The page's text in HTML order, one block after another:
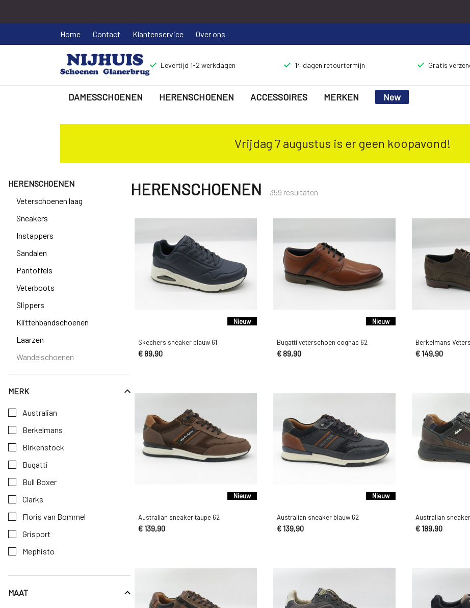
Home Contact Klantenservice Over ons
Levertijd 1-2 werkdagen 14 dagen retourtermijn Gratis
DAMESSCHOENEN HERENSCHOENEN ACCESSOIRES MERKEN New
HERENSCHOENEN
Nijhuisschoenen
Vrijdag 7 augustus is er geen koopavond!
HERENSCHOENEN
Veterschoenen laag
Sneakers
Instappers
Sandalen
Pantoffels
Veterboots
Slippers
Klittenbandschoenen
Laarzen
Wandelschoenen
MERK
Australian
Berkelmans
Birkenstock
Bugatti
Bull Boxer
Clarks
Floris van Bommel
Grisport
Mephisto
MAAT
HERENSCHOENEN 359 resultaten
Nieuw
Skechers sneaker blauw 61
€ 89,90
Nieuw
Bugatti veterschoen cognac 62
€ 89,90
Berkelmans
€ 149,90
Nieuw
Australian sneaker taupe 62
€ 139,90
Nieuw
Australian sneaker blauw 62
€ 139,90
Australian
€ 189,90